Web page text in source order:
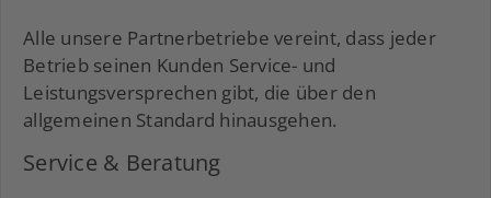
Alle unsere Partnerbetriebe vereint, dass jeder
Betrieb seinen Kunden Service- und
Leistungsversprechen gibt, die über den
allgemeinen Standard hinausgehen.
Service & Beratung